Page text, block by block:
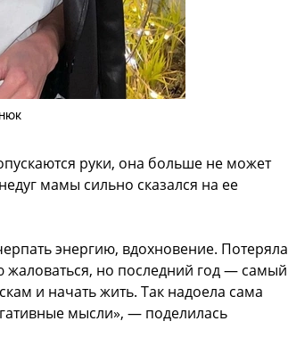
руки, она больше не может
мамы сильно сказался на ее
энергию, вдохновение. Потеряла
жаловаться, но последний год — самый
и начать жить. Так надоела сама
мысли», — поделилась